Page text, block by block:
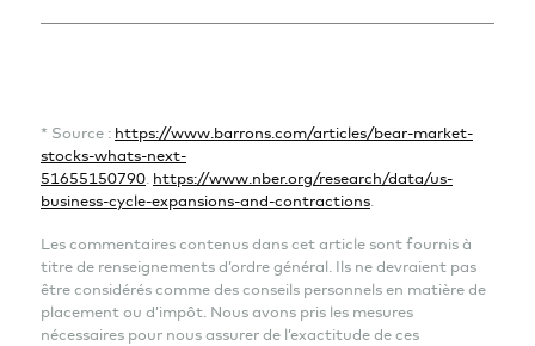
* Source : https://www.barrons.com/articles/bear-market-
stocks-whats-next-
51655150790. https://www.nber.org/research/data/us-
business-cycle-expansions-and-contractions.
Les commentaires contenus dans cet article sont fournis à
titre de renseignements d’ordre général. Ils ne devraient pas
être considérés comme des conseils personnels en matière de
placement ou d’impôt. Nous avons pris les mesures
nécessaires pour nous assurer de l’exactitude de ces